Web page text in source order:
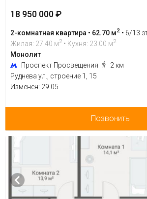
18 950 000 ₽
2-комнатная квартира • 62.70 м2 • 6/13
Жилая: 27.40 м2 • Кухня: 23.00 м2
Монолит
Проспект Просвещения
2 км
Руднева ул., строение 1, 15
Изменен: 29.05
Позвонить